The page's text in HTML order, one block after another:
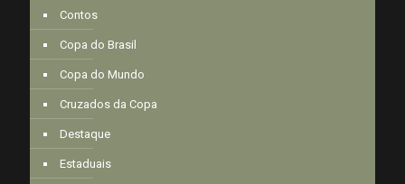
Contos
Copa do Brasil
Copa do Mundo
Cruzados da Copa
Destaque
Estaduais